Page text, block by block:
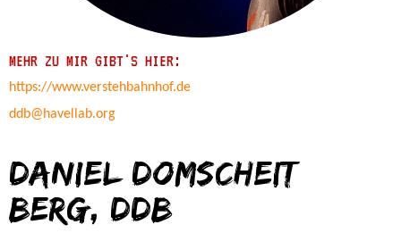
MEHR ZU MIR GIBT'S HIER:
https://www.verstehbahnhof.de
ddb@havellab.org
Daniel Domscheit
Berg, ddb